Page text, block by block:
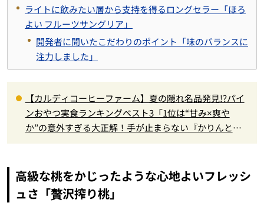
ライトに飲みたい層から支持を得るロングセラー「ほろ
よい フルーツサングリア」
開発者に聞いたこだわりのポイント「味のバランスに
注力しました」
【カルディコーヒーファーム】夏の隠れ名品発見!?パイ
ンおやつ実食ランキングベスト3「1位は“甘み×爽や
か”の意外すぎる大正解！手が止まらない『かりんと
高級な桃をかじったような心地よいフレッシ
ュさ「贅沢搾り桃」